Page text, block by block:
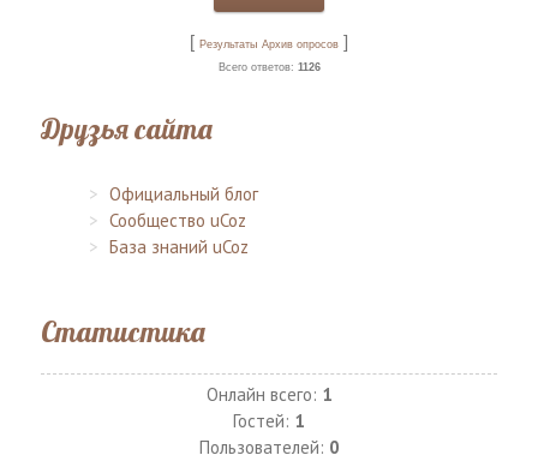
[ Результаты Архив опросов ]
Всего ответов: 1126
Друзья сайта
Официальный блог
Сообщество uCoz
База знаний uCoz
Статистика
Онлайн всего: 1
Гостей: 1
Пользователей: 0